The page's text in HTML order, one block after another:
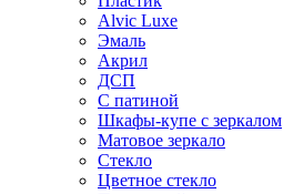
Alvic Luxe
Эмаль
Акрил
ДСП
С патиной
Шкафы-купе с зеркалом
Матовое зеркало
Стекло
Цветное стекло